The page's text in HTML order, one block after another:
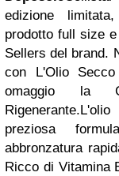
edizione
prodotto full size
Sellers del brand.
con L'Olio
omaggio la
preziosa
abbronzatura
Ricco di Vitamina